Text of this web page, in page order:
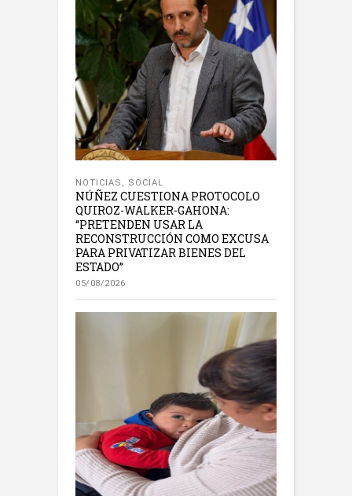
NOTICIAS , SOCIAL
NÚÑEZ CUESTIONA PROTOCOLO
QUIROZ-WALKER-GAHONA:
“PRETENDEN USAR LA
RECONSTRUCCIÓN COMO EXCUSA
PARA PRIVATIZAR BIENES DEL
ESTADO”
05/08/2026